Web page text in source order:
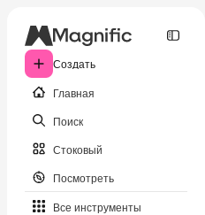
Создать
Главная
Поиск
Стоковый
Посмотреть
Все инструменты